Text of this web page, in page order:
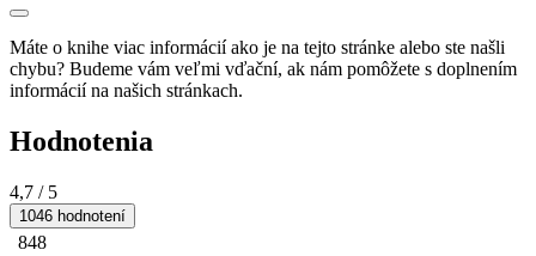
Máte o knihe viac informácií ako je na tejto stránke alebo ste našli
chybu? Budeme vám veľmi vďační, ak nám pomôžete s doplnením
informácií na našich stránkach.
Hodnotenia
4,7 / 5
1046 hodnotení
848